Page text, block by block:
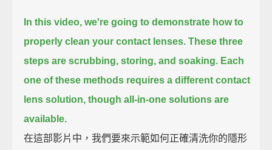
In this video, we're going to demonstrate how to
properly clean your contact lenses. These three
steps are scrubbing, storing, and soaking. Each
one of these methods requires a different contact
lens solution, though all-in-one solutions are
available.
在這部影片中，我們要來示範如何正確清洗你的隱形